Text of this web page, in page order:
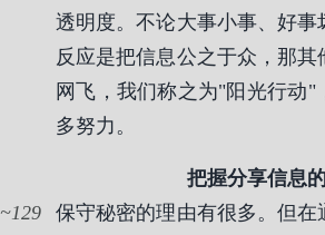
透明度。不论大事小事、好事
反应是把信息公之于众，那
网飞，我们称之为"阳光行动"
多努力。
把握分享信息
129
保守秘密的理由有很多。但